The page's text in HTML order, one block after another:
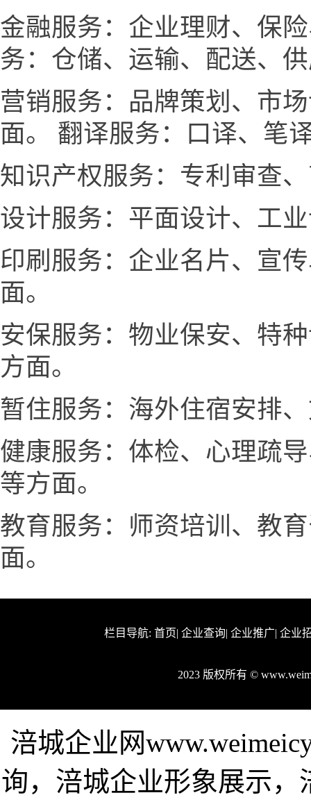
金融服务：企业理财、保
务：仓储、运输、配送、
营销服务：品牌策划、市
面。 翻译服务：口译、笔
知识产权服务：专利审查
设计服务：平面设计、工
印刷服务：企业名片、宣
面。
安保服务：物业保安、特
方面。
暂住服务：海外住宿安排
健康服务：体检、心理疏
等方面。
教育服务：师资培训、教
面。
栏目导航: 首页| 企业查询| 企业推广| 企业
2023 版权所有 ©
涪城企业网
询，涪城企业形象展示